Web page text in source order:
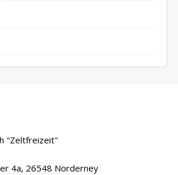
"Zeltfreizeit"
4a, 26548 Norderney